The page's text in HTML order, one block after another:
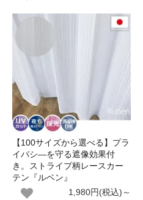
【100サイズから選べる】プラ
イバシ―を守る遮像効果付
き。ストライプ柄レースカー
テン『ルベン』
1,980円(税込)～